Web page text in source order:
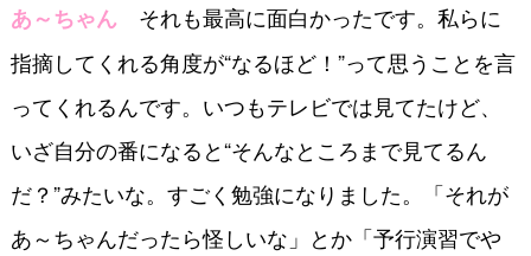
あ～ちゃん それも最高に面白かったです。私らに
指摘してくれる角度が“なるほど！”って思うことを言
ってくれるんです。いつもテレビでは見てたけど、
いざ自分の番になると“そんなところまで見てるん
だ？”みたいな。すごく勉強になりました。「それが
あ～ちゃんだったら怪しいな」とか「予行演習でや